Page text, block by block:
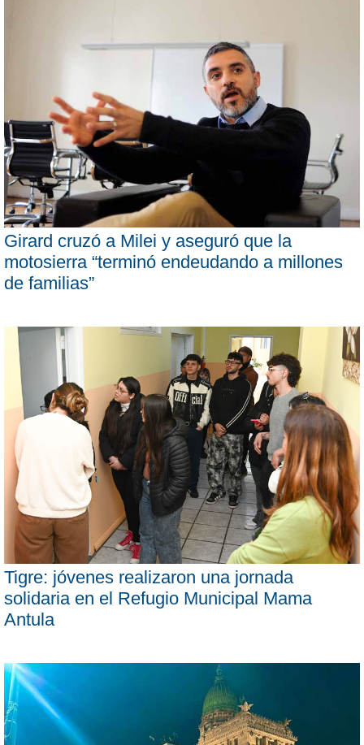
Girard cruzó a Milei y aseguró que la
motosierra “terminó endeudando a millones
de familias”
Tigre: jóvenes realizaron una jornada
solidaria en el Refugio Municipal Mama
Antula